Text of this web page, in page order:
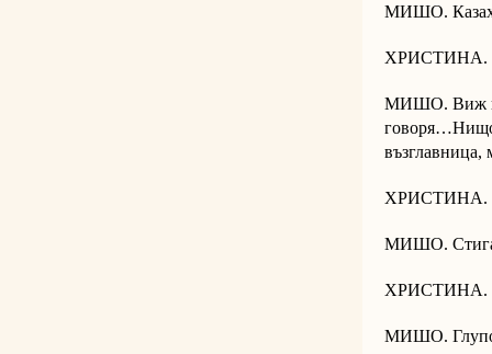
МИШО.
ХРИСТИНА.
МИШО. Виж
ХРИСТИНА.
МИШО. Стига
ХРИСТИНА.
МИШО.